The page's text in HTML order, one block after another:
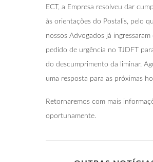
ECT, a Empresa resolveu dar
às orientações do Postalis, pelo
nossos Advogados já ingressaram
pedido de urgência no TJDFT
do descumprimento da liminar.
uma resposta para as próximas
Retornaremos com mais
oportunamente.